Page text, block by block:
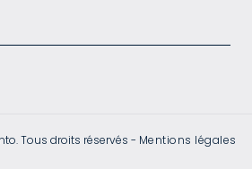
Tous droits réservés - Mentions légales